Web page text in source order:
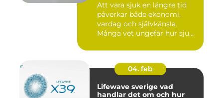
Att vara sjuk en längre tid
påverkar både ekonomi,
vardag och självkänsla.
Många vet ungefär hur sju...
04. feb
Lifewave sverige vad
handlar det om och hur